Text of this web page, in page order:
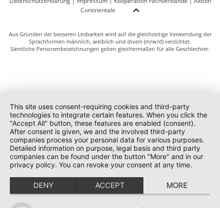
Continentale
Aus Gründen der besseren Lesbarkeit wird auf die gleichzeitige Verwendung der
Sprachformen männlich, weiblich und divers (m/w/d) verzichtet.
Sämtliche Personenbezeichnungen gelten gleichermaßen für alle Geschlechter.
This site uses consent-requiring cookies and third-party
technologies to integrate certain features. When you click the
"Accept All" button, these features are enabled (consent).
After consent is given, we and the involved third-party
companies process your personal data for various purposes.
Detailed information on purpose, legal basis and third party
companies can be found under the button "More" and in our
privacy policy. You can revoke your consent at any time.
DENY ACCEPT MORE